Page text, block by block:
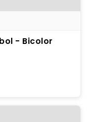
- Bicolor